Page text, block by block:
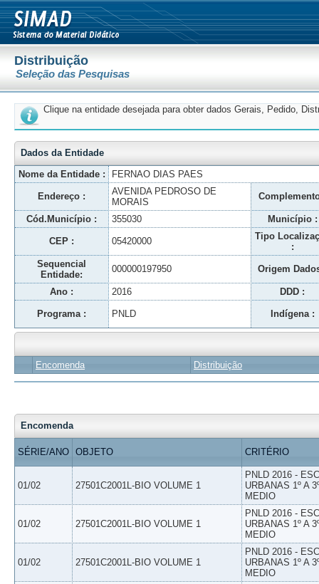
Distribuição
Seleção das Pesquisas
Clique na entidade desejada para obter dados Gerais, Pedido,
Dados da Entidade
Nome da Entidade :
FERNAO DIAS PAES
Endereço :
AVENIDA PEDROSO DE
MORAIS
Cód.Município : 355030 Município :
CEP : 05420000
Tipo
:
Sequencial
Entidade:
000000197950 Origem
Ano : 2016 DDD :
Programa : PNLD Indígena :
Encomenda Distribuição
Encomenda
SÉRIE/ANO OBJETO CRITÉRIO
01/02 27501C2001L-BIO VOLUME 1
PNLD 2016 -
URBANAS 1º A
MEDIO
01/02 27501C2001L-BIO VOLUME 1
PNLD 2016 -
URBANAS 1º A
MEDIO
01/02 27501C2001L-BIO VOLUME 1
PNLD 2016 -
URBANAS 1º A
MEDIO